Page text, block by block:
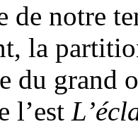
de notre
la
du grand
l’est